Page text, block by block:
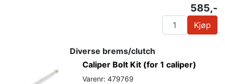
585,-
Kjøp
Diverse brems/clutch
Caliper Bolt Kit (for 1 caliper)
Varenr: 479769